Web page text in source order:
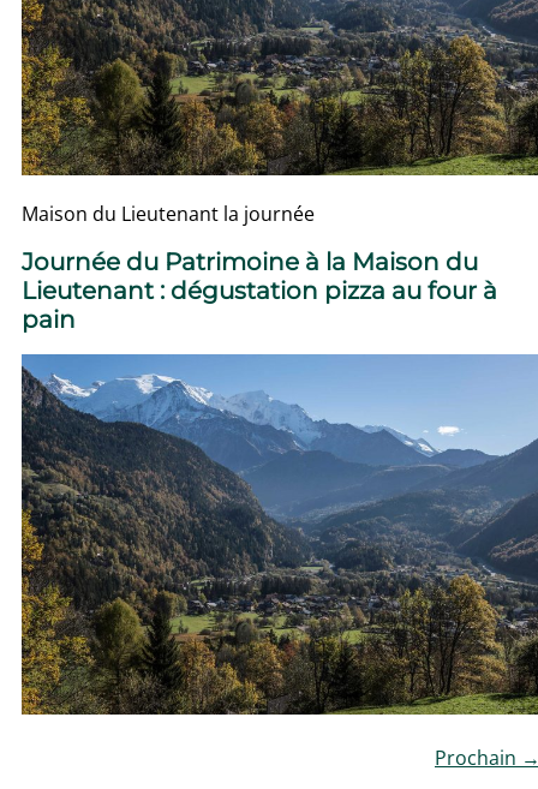
Maison du Lieutenant la journée
Journée du Patrimoine à la Maison du
Lieutenant : dégustation pizza au four à
pain
Prochain